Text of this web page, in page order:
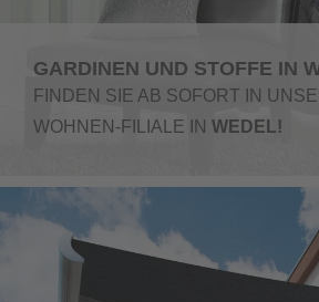
GARDINEN UND STOFFE IN
FINDEN SIE AB SOFORT IN
WOHNEN-FILIALE IN WEDEL!